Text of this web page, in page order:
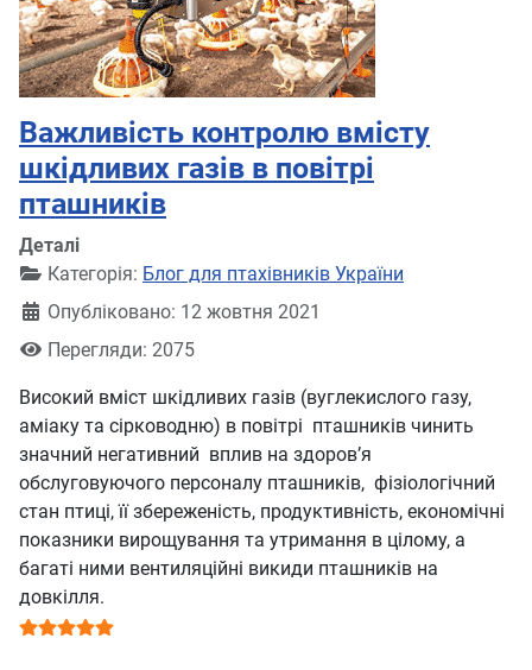
Важливість контролю вмісту
шкідливих газів в повітрі
пташників
Деталі
Категорія: Блог для птахівників України
Опубліковано: 12 жовтня 2021
Перегляди: 2075
Високий вміст шкідливих газів (вуглекислого газу,
аміаку та сірководню) в повітрі пташників чинить
значний негативний вплив на здоров’я
обслуговуючого персоналу пташників, фізіологічний
стан птиці, її збереженість, продуктивність, економічні
показники вирощування та утримання в цілому, а
багаті ними вентиляційні викиди пташників на
довкілля.
Рейтинг користувача: